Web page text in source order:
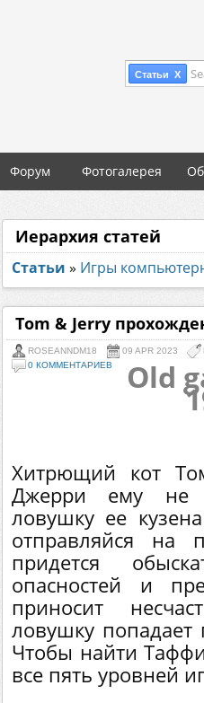
Статьи X
Форум Фотогалерея
Иерархия статей
Статьи » Игры
Tom & Jerry
ROSEANNDM18 09 APR 2023
0 КОММЕНТАРИЕВ
Old
Хитрющий кот
Джерри ему не
ловушку ее
отправляйся на
придется
опасностей и
приносит
ловушку
Чтобы найти
все пять уровней